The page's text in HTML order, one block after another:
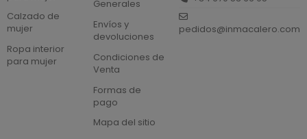
Calzado de
mujer
Ropa interior
para mujer
Generales
Envíos y
devoluciones
Condiciones de
Venta
Formas de
pago
Mapa del sitio
pedidos@inmacalero.com